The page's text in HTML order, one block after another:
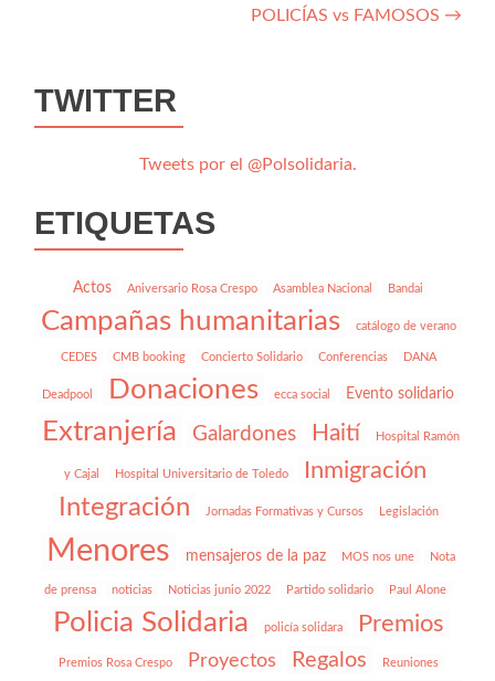
POLICÍAS vs FAMOSOS →
TWITTER
Tweets por el @Polsolidaria.
ETIQUETAS
Actos Aniversario Rosa Crespo Asamblea Nacional Bandai
Campañas humanitarias catálogo de verano
CEDES CMB booking Concierto Solidario Conferencias DANA
Deadpool Donaciones ecca social Evento solidario
Extranjería Galardones Haití Hospital Ramón
y Cajal Hospital Universitario de Toledo Inmigración
Integración Jornadas Formativas y Cursos Legislación
Menores mensajeros de la paz MOS nos une Nota
de prensa noticias Noticias junio 2022 Partido solidario Paul Alone
Policia Solidaria policía solidara Premios
Premios Rosa Crespo Proyectos Regalos Reuniones